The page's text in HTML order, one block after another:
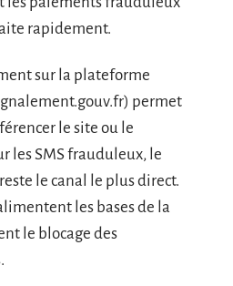
rapidement.
sur la plateforme
permet
le site ou le
les SMS frauduleux, le
le canal le plus direct.
les bases de la
le blocage des